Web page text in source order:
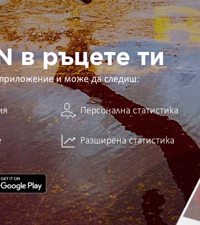
в ръцете ти
и може да следиш:
Персонална статистика
Разширена статистика